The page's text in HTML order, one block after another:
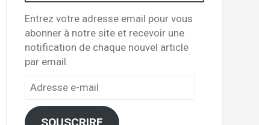
Entrez votre adresse email pour vous
abonner à notre site et recevoir une
notification de chaque nouvel article
par email.
Adresse
mail